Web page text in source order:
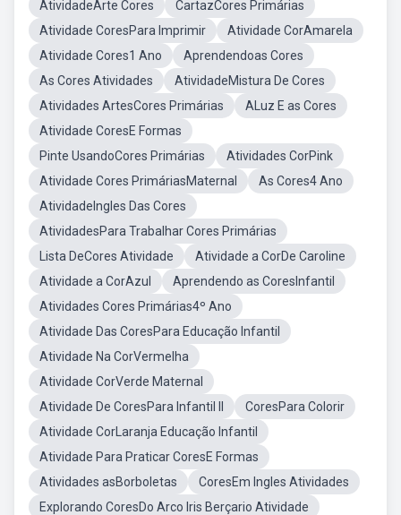
AtividadeArte Cores
CartazCores Primárias
Atividade CoresPara Imprimir
Atividade CorAmarela
Atividade Cores1 Ano
Aprendendoas Cores
As Cores Atividades
AtividadeMistura De Cores
Atividades ArtesCores Primárias
ALuz E as Cores
Atividade CoresE Formas
Pinte UsandoCores Primárias
Atividades CorPink
Atividade Cores PrimáriasMaternal
As Cores4 Ano
AtividadeIngles Das Cores
AtividadesPara Trabalhar Cores Primárias
Lista DeCores Atividade
Atividade a CorDe Caroline
Atividade a CorAzul
Aprendendo as CoresInfantil
Atividades Cores Primárias4º Ano
Atividade Das CoresPara Educação Infantil
Atividade Na CorVermelha
Atividade CorVerde Maternal
Atividade De CoresPara Infantil II
CoresPara Colorir
Atividade CorLaranja Educação Infantil
Atividade Para Praticar CoresE Formas
Atividades asBorboletas
CoresEm Ingles Atividades
Explorando CoresDo Arco Iris Berçario Atividade